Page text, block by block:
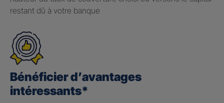
restant dû à votre banque
Bénéficier d’avantages
intéressants*